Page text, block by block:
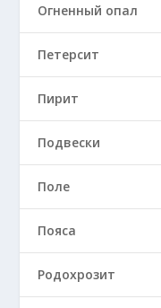
Огненный опал
Петерсит
Пирит
Подвески
Поле
Пояса
Родохрозит